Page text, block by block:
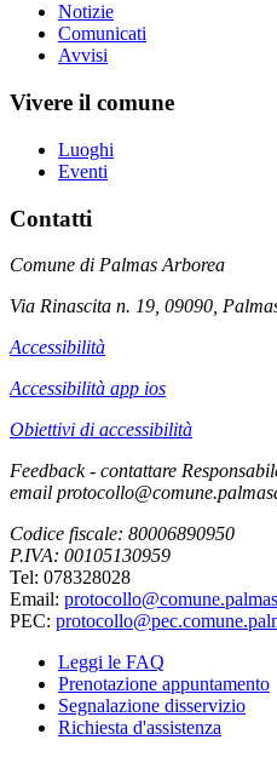
Notizie
Comunicati
Avvisi
Vivere il comune
Luoghi
Eventi
Contatti
Comune di Palmas Arborea
Via Rinascita n. 19, 09090,
Accessibilità
Accessibilità app ios
Obiettivi di accessibilità
Feedback - contattare
email
Codice fiscale: 80006890950
P.IVA: 00105130959
Tel: 078328028
Email:
PEC:
Leggi le FAQ
Prenotazione appuntamento
Segnalazione disservizio
Richiesta d'assistenza